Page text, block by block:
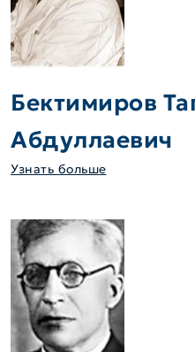
Бектимиров
Абдуллаевич
Узнать больше